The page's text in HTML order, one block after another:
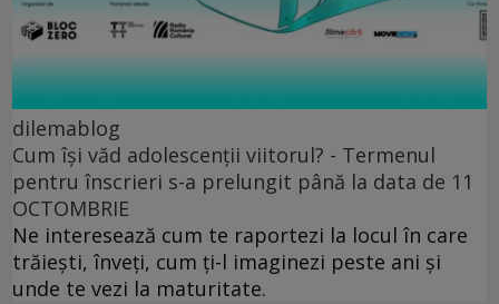
dilemablog
Cum își văd adolescenții viitorul? - Termenul
pentru înscrieri s-a prelungit până la data de 11
OCTOMBRIE
Ne interesează cum te raportezi la locul în care
trăiești, înveți, cum ți-l imaginezi peste ani și
unde te vezi la maturitate.